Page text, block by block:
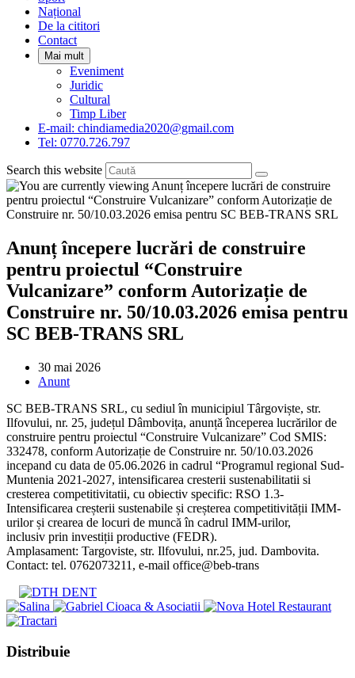
Național
De la cititori
Contact
Mai mult
Eveniment
Juridic
Cultural
Timp Liber
E-mail: chindiamedia2020@gmail.com
Tel: 0770.726.797
Search this website
Anunț începere lucrări de construire
pentru proiectul “Construire
Vulcanizare” conform Autorizație de
Construire nr. 50/10.03.2026 emisa pentru
SC BEB-TRANS SRL
Post
published:
30 mai 2026
Post
Anunt
SC BEB-TRANS SRL, cu sediul în municipiul Târgoviște, str.
Ilfovului, nr. 25, județul Dâmbovița, anunță începerea lucrărilor de
construire pentru proiectul “Construire Vulcanizare” Cod SMIS:
332478, conform Autorizație de Construire nr. 50/10.03.2026
incepand cu data de 05.06.2026 in cadrul “Programul regional Sud-
Muntenia 2021-2027, intensificarea cresterii sustenabilitatii si
cresterea competitivitatii, cu obiectiv specific: RSO 1.3-
Intensificarea creșterii sustenabile și creșterea competitivității IMM-
urilor și crearea de locuri de muncă în cadrul IMM-urilor,
inclusiv prin investiții productive (FEDR).
Amplasament: Targoviste, str. Ilfovului, nr.25, jud. Dambovita.
Contact: tel. 0762073211, e-mail office@beb-trans
DistribuieShare